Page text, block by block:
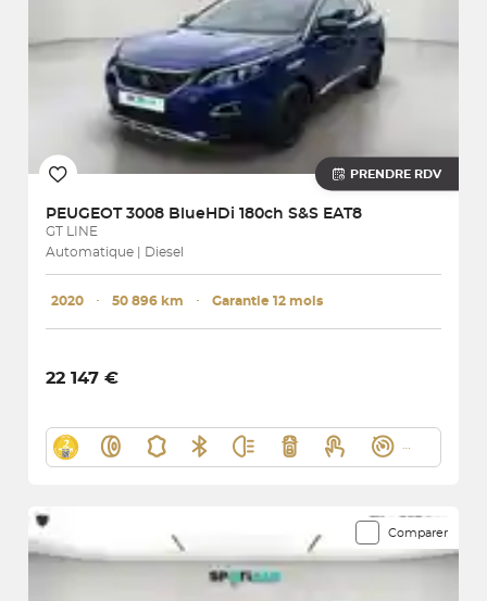
PRENDRE RDV
PEUGEOT 3008 BlueHDi 180ch S&S EAT8
GT LINE
Automatique | Diesel
2020 ･ 50 896 km ･ Garantie 12 mois
22 147 €
Comparer